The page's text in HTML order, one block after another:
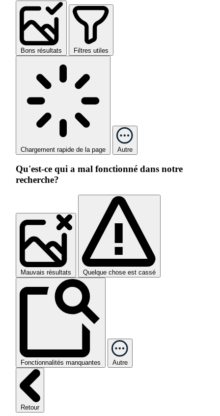
Bons résultats Filtres utiles
Chargement rapide de la page Autre
Qu'est-ce qui a mal fonctionné dans notre
recherche?
Mauvais résultats Quelque chose est cassé
Fonctionnalités manquantes Autre
Retour